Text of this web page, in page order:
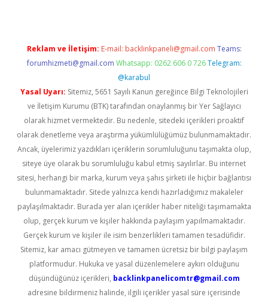
Reklam ve İletişim: E-mail: backlinkpaneli@gmail.com Teams:
forumhizmeti@gmail.com Whatsapp: 0262 606 0 726 Telegram:
@karabul
Yasal Uyarı: Sitemiz, 5651 Sayılı Kanun gereğince Bilgi Teknolojileri
ve İletişim Kurumu (BTK) tarafından onaylanmış bir Yer Sağlayıcı
olarak hizmet vermektedir. Bu nedenle, sitedeki içerikleri proaktif
olarak denetleme veya araştırma yükümlülüğümüz bulunmamaktadır.
Ancak, üyelerimiz yazdıkları içeriklerin sorumluluğunu taşımakta olup,
siteye üye olarak bu sorumluluğu kabul etmiş sayılırlar. Bu internet
sitesi, herhangi bir marka, kurum veya şahıs şirketi ile hiçbir bağlantısı
bulunmamaktadır. Sitede yalnızca kendi hazırladığımız makaleler
paylaşılmaktadır. Burada yer alan içerikler haber niteliği taşımamakta
olup, gerçek kurum ve kişiler hakkında paylaşım yapılmamaktadır.
Gerçek kurum ve kişiler ile isim benzerlikleri tamamen tesadüfidir.
Sitemiz, kar amacı gütmeyen ve tamamen ücretsiz bir bilgi paylaşım
platformudur. Hukuka ve yasal düzenlemelere aykırı olduğunu
düşündüğünüz içerikleri, backlinkpanelicomtr@gmail.com
adresine bildirmeniz halinde, ilgili içerikler yasal süre içerisinde